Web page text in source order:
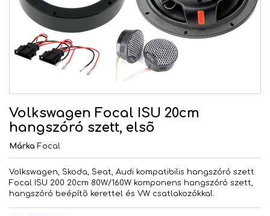
Volkswagen Focal ISU 20cm
hangszóró szett, elsõ
Márka Focal
Volkswagen, Skoda, Seat, Audi kompatibilis hangszóró szett.
Focal ISU 200 20cm 80W/160W komponens hangszóró szett,
hangszóró beépítõ kerettel és VW csatlakozókkal.